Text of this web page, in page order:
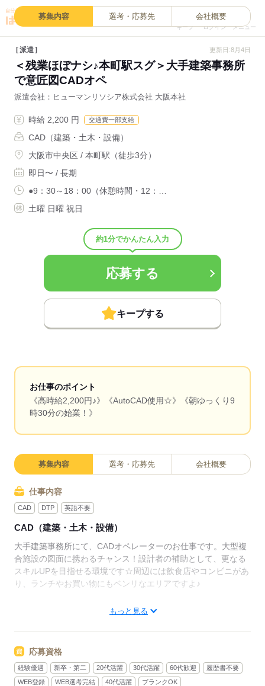
キープ ログイン メニュー
募集内容 選考・応募先 会社概要
派遣 更新日:8月4日
＜残業ほぼナシ♪本町駅スグ＞大手建築事務所
で意匠図CADオペ
派遣会社 ヒューマンリソシア株式会社 大阪本社
時給 2,200 円 交通費一部支給
CAD（建築・土木・設備）
大阪市中央区 / 本町駅（徒歩3分）
即日〜 / 長期
●9：30～18：00（休憩時間・12：…
土曜 日曜 祝日
約1分でかんたん入力
応募する
キープする
お仕事のポイント
《高時給2,200円♪》《AutoCAD使用☆》《朝ゆっくり9
時30分の始業！》
募集内容 選考・応募先 会社概要
仕事内容
CAD DTP 英語不要
CAD（建築・土木・設備）
大手建築事務所にて、CADオペレーターのお仕事です。大型複
合施設の図面に携わるチャンス！設計者の補助として、更なる
スキルUPを目指せる環境です☆周辺には飲食店やコンビニがあ
り、ランチやお買い物にもベンリなエリアですよ♪
す。大型複合施設の意匠図面の作成・修正をしていただきま
す。使用するソフトはAutoCADがメインです。その他、打合せ
の参加や説明資料の作成などもお任せします。
●建築意匠図面の作成・修正（AutoCAD使用）
●実施設計図面の作成・修正
もっと見る
応募資格
経験優遇 新卒・第二 20代活躍 30代活躍 60代歓迎
履歴書不要
WEB登録
WEB選考完結 40代活躍 ブランクOK